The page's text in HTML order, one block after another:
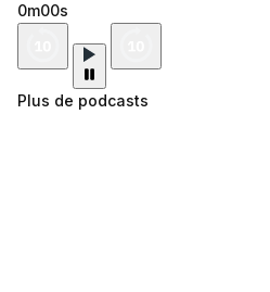
0m00s
Plus de podcasts